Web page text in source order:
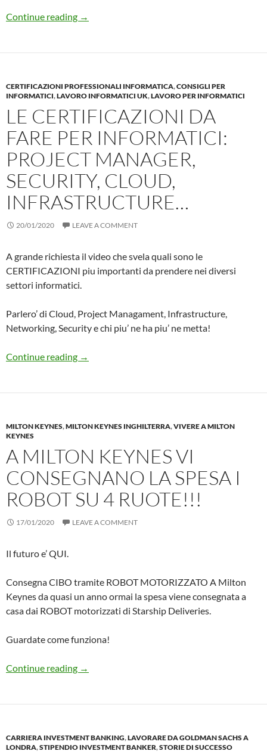
Continue reading Guardiamo insieme il TERRIBLE discorso di
→
CERTIFICAZIONI PROFESSIONALI INFORMATICA,CONSIGLI PER
INFORMATICI,LAVORO INFORMATICI UK,LAVORO PER INFORMATICI
LE CERTIFICAZIONI DA
FARE PER INFORMATICI:
PROJECT MANAGER,
SECURITY, CLOUD,
INFRASTRUCTURE…
20/01/2020 LEAVE A COMMENT
A grande richiesta il video che svela quali sono le
CERTIFICAZIONI piu importanti da prendere nei diversi
settori informatici.
Parlero’ di Cloud, Project Managament, Infrastructure,
Networking, Security e chi piu’ ne ha piu’ ne metta!
Continue reading Le Certificazioni DA FARE per
→
MILTON KEYNES,MILTON KEYNES INGHILTERRA,VIVERE A MILTON
KEYNES
A MILTON KEYNES VI
CONSEGNANO LA SPESA I
ROBOT SU 4 RUOTE!!!
17/01/2020 LEAVE A COMMENT
Il futuro e’ QUI.
Consegna CIBO tramite ROBOT MOTORIZZATO A Milton
Keynes da quasi un anno ormai la spesa viene consegnata a
casa dai ROBOT motorizzati di Starship Deliveries.
Guardate come funziona!
Continue reading A Milton Keynes vi consegnano la Spesa i
→
CARRIERA INVESTMENT BANKING,LAVORARE DA GOLDMAN SACHS A
LONDRA,STIPENDIO INVESTMENT BANKER,STORIE DI SUCCESSO